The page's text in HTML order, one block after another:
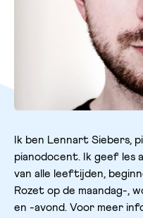
Ik ben Lennart Siebers,
pianodocent. Ik geef les
van alle leeftijden,
Rozet op de maandag-,
en -avond. Voor meer